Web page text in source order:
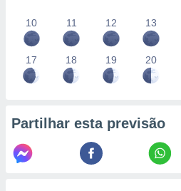
10 11 12 13
17 18 19 20
Partilhar esta previsão